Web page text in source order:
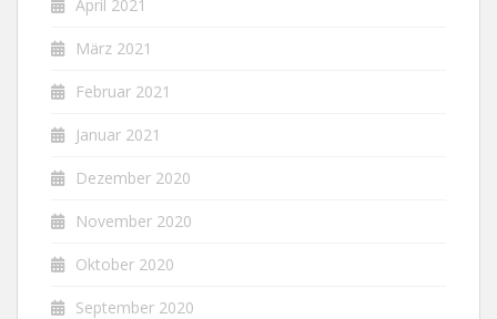
April 2021
März 2021
Februar 2021
Januar 2021
Dezember 2020
November 2020
Oktober 2020
September 2020